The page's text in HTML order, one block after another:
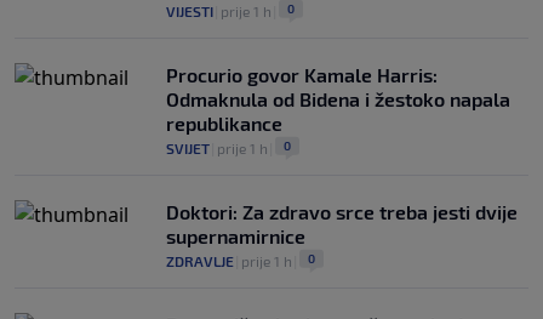
VIJESTI prije 1 h 0
Procurio govor Kamale Harris:
Odmaknula od Bidena i žestoko napala
republikance
SVIJET prije 1 h 0
Doktori: Za zdravo srce treba jesti dvije
supernamirnice
ZDRAVLJE prije 1 h 0